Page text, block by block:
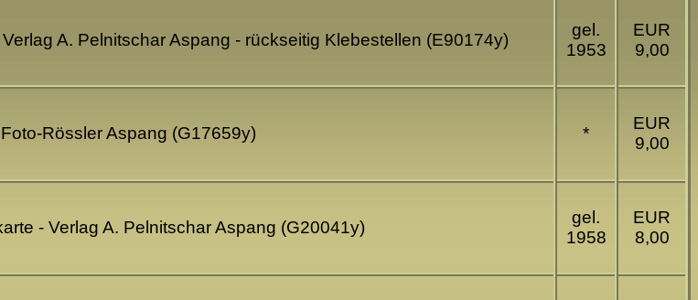
A. Pelnitschar Aspang - rückseitig Klebestellen (E90174y)
gel.
1953
EUR
9,00
Rössler Aspang (G17659y) *
EUR
9,00
- Verlag A. Pelnitschar Aspang (G20041y)
gel.
1958
EUR
8,00